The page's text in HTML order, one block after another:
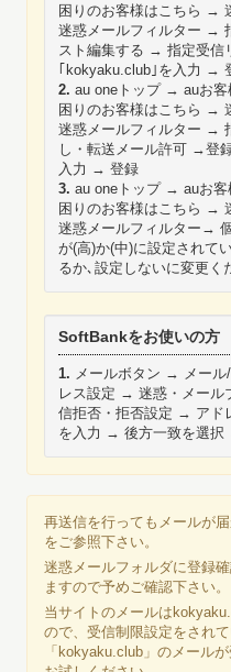
困りのお客様はこちら →
迷惑メールフィルター →
スト編集する → 指定受信
｢kokyaku.club｣を入力 →
2. au oneトップ → auお
困りのお客様はこちら →
迷惑メールフィルター →
し・転送メール許可 →登
入力 → 登録
3. au oneトップ → auお
困りのお客様はこちら →
迷惑メールフィルター→
が(高)か(中)に設定されて
るか､設定しないに変更く
SoftBankをお使いの方
1. メールボタン → メー
レス設定 → 迷惑・メー
信拒否・拒否設定 → アド
を入力 → 後方一致を選
再送信を行ってもメールが届
をご参照下さい。
迷惑メールフォルダに登録
ますので予めご確認下さい。
当サイトのメールは
ので、受信制限設定をされ
「kokyaku.club」のメール